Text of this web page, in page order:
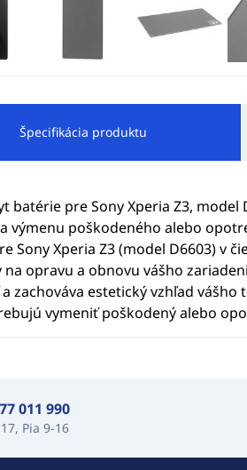
Špecifikácia produktu
batérie pre Sony Xperia Z3,
výmenu poškodeného alebo
Sony Xperia Z3 (model D6603) v
na opravu a obnovu vášho
zachováva estetický vzhľad
vymeniť poškodený alebo
011 990
Pia 9-16